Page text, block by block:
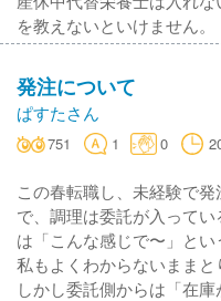
を教えないといけません
発注について
ぱすたさん
751 1 0
この春転職し、未経験で
で、調理は委託が入って
は「こんな感じで〜」とい
私もよくわからないままと
しかし委託側からは「在